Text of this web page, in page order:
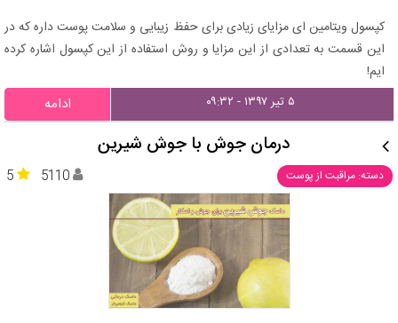
کپسول ویتامین ای مزایای زیادی برای حفظ زیبایی و سلامت پوست داره که در
این قسمت به تعدادی از این مزایا و روش استفاده از این کپسول اشاره کرده
ایم!
۵ تیر ۱۳۹۷ - ۰۹:۳۲ ادامه
درمان جوش با جوش شیرین
دسته: مراقبت از پوست 5 5110